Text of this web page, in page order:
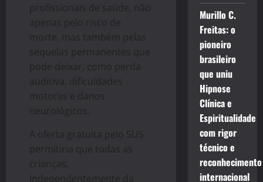
profissionais de saúde, não
apenas pelo risco de
morte, mas também pelas
sequelas permanentes que
pode deixar, como perda
auditiva, dificuldades
motoras e danos
neurológicos.
A oferta gratuita pelo SUS
permitiria que todas as
crianças,
independentemente da
Murillo C.
Freitas: o
pioneiro
brasileiro
que uniu
Hipnose
Clínica e
Espiritualidade
com rigor
técnico e
reconhecimento
internacional